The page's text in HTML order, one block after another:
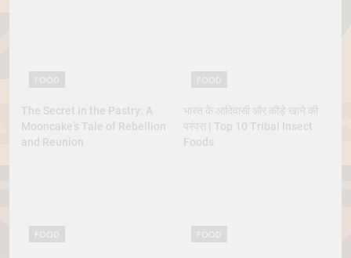
The Secret in the Pastry: A
Mooncake’s Tale of Rebellion
and Reunion
भारत के आदिवासी और कीड़े खाने की
परंपरा | Top 10 Tribal Insect
Foods